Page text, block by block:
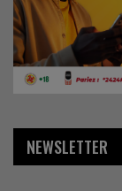
NEWSLETTER